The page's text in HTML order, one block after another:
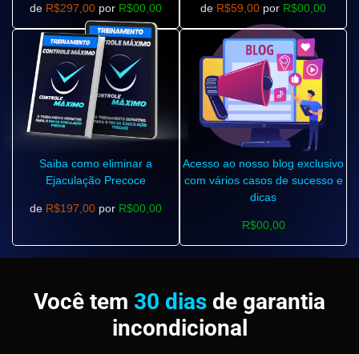
de R$297,00 por R$00,00 de R$59,00 por R$00,00
Saiba como eliminar a
Ejaculação Precoce
de R$197,00 por R$00,00
Acesso ao nosso blog exclusivo
com vários casos de sucesso e
dicas
R$00,00
Você tem 30 dias de garantia
incondicional